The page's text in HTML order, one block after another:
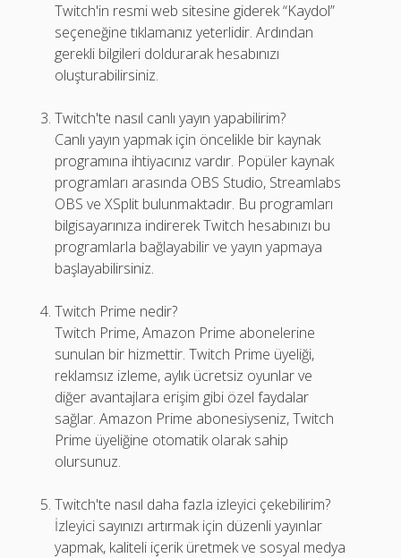
Twitch'in resmi web sitesine giderek “Kaydol”
seçeneğine tıklamanız yeterlidir. Ardından
gerekli bilgileri doldurarak hesabınızı
oluşturabilirsiniz.
Twitch'te nasıl canlı yayın yapabilirim?
Canlı yayın yapmak için öncelikle bir kaynak
programına ihtiyacınız vardır. Popüler kaynak
programları arasında OBS Studio, Streamlabs
OBS ve XSplit bulunmaktadır. Bu programları
bilgisayarınıza indirerek Twitch hesabınızı bu
programlarla bağlayabilir ve yayın yapmaya
başlayabilirsiniz.
Twitch Prime nedir?
Twitch Prime, Amazon Prime abonelerine
sunulan bir hizmettir. Twitch Prime üyeliği,
reklamsız izleme, aylık ücretsiz oyunlar ve
diğer avantajlara erişim gibi özel faydalar
sağlar. Amazon Prime abonesiyseniz, Twitch
Prime üyeliğine otomatik olarak sahip
olursunuz.
Twitch'te nasıl daha fazla izleyici çekebilirim?
İzleyici sayınızı artırmak için düzenli yayınlar
yapmak, kaliteli içerik üretmek ve sosyal medya